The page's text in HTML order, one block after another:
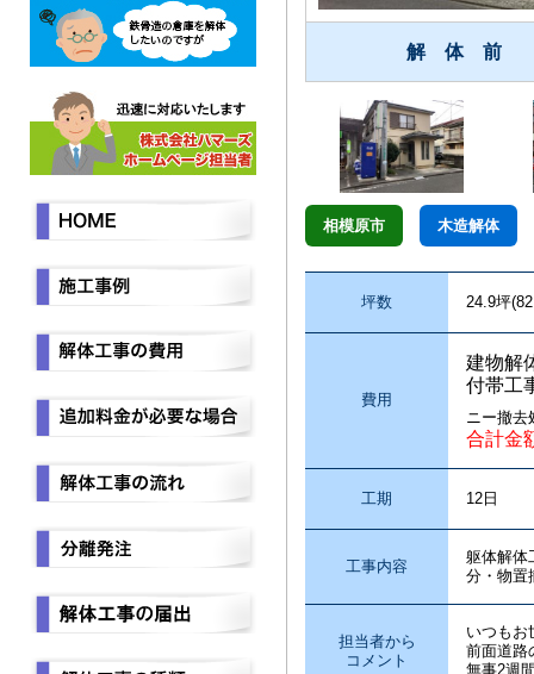
解 体 前
相模原市 木造解体
坪数 24.9坪
費用
建物解
付帯工
ニー撤去
合計金
工期 12日
工事内容
躯体解
分・物置
担当者から
コメント
いつもお
前面道路
無事2週